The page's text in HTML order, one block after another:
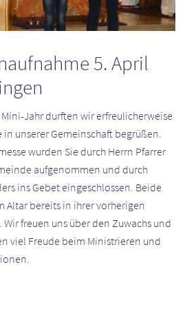
5. April
Jahr durften wir erfreulicherweise
unserer Gemeinschaft begrüßen.
wurden Sie durch Herrn Pfarrer
aufgenommen und durch
ins Gebet eingeschlossen. Beide
Altar bereits in ihrer vorherigen
freuen uns über den Zuwachs und
viel Freude beim Ministrieren und